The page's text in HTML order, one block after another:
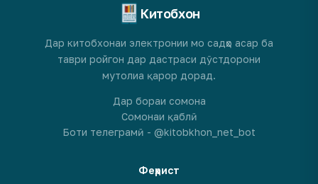
Китобхон
Дар китобхонаи электронии мо садҳо асар ба
таври ройгон дар дастраси дӯстдорони
мутолиа қарор дорад.
Дар бораи сомона
Сомонаи қаблӣ
Боти телеграмӣ - @kitobkhon_net_bot
Феҳрист